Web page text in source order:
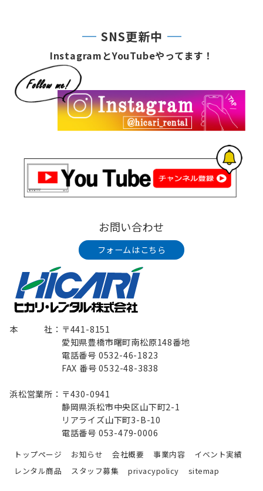
SNS更新中
InstagramとYouTubeやってます！
お問い合わせ
フォームはこちら
本 社：〒441-8151
愛知県豊橋市曙町南松原148番地
電話番号 0532-46-1823
FAX 番号 0532-48-3838
浜松営業所：〒430-0941
静岡県浜松市中央区山下町2-1
リアライズ山下町3-B-10
電話番号 053-479-0006
トップページ お知らせ 会社概要 事業内容
イベント実績
レンタル商品
スタッフ募集 privacypolicy sitemap